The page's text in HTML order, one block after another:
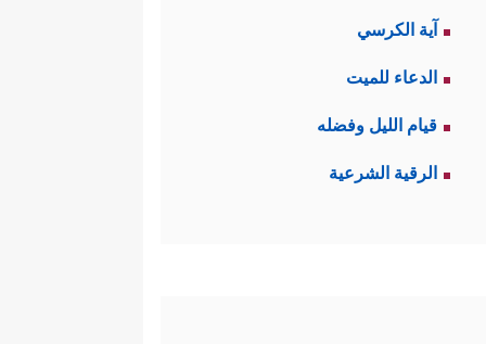
آية الكرسي
الدعاء للميت
قيام الليل وفضله
الرقية الشرعية